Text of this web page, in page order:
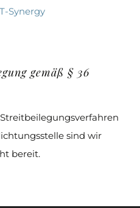
Synergy
gemäß § 36
sind wir
bereit.